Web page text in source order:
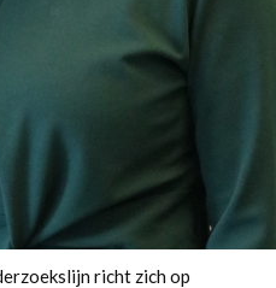
richt zich op